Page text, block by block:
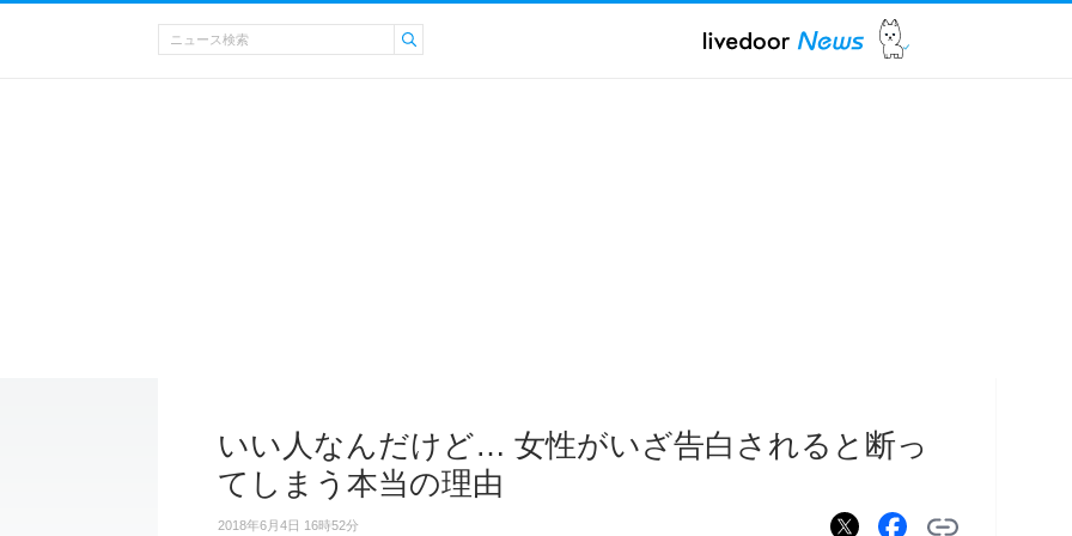
いい人なんだけど… 女性がいざ告白されると断っ
てしまう本当の理由
2018年6月4日 16時52分